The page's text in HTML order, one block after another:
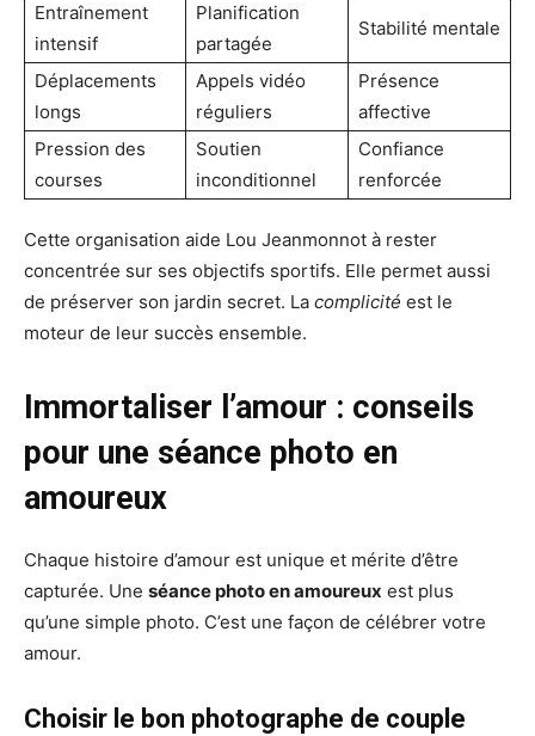
Entraînement
intensif
Planification
partagée
Stabilité mentale
Déplacements
longs
Appels vidéo
réguliers
Présence
affective
Pression des
courses
Soutien
inconditionnel
Confiance
renforcée
Cette organisation aide Lou Jeanmonnot à rester
concentrée sur ses objectifs sportifs. Elle permet aussi
de préserver son jardin secret. La complicité est le
moteur de leur succès ensemble.
Immortaliser l’amour : conseils
pour une séance photo en
amoureux
Chaque histoire d’amour est unique et mérite d’être
capturée. Une séance photo en amoureux est plus
qu’une simple photo. C’est une façon de célébrer votre
amour.
Choisir le bon photographe de couple